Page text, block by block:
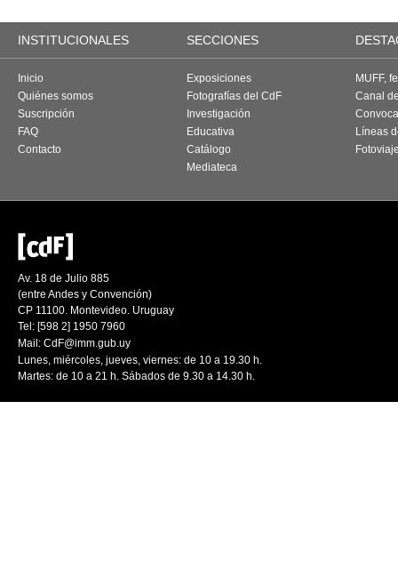
INSTITUCIONALES SECCIONES
Inicio
Quiénes somos
Suscripción
FAQ
Contacto
Exposiciones
Fotografías del CdF
Investigación
Educativa
Catálogo
Mediateca
MUFF,
Canal
Líneas
Av. 18 de Julio 885
(entre Andes y Convención)
CP 11100. Montevideo. Uruguay
Tel: [598 2] 1950 7960
Mail: CdF@imm.gub.uy
Lunes, miércoles, jueves, viernes: de 10 a 19.30 h.
Martes: de 10 a 21 h. Sábados de 9.30 a 14.30 h.